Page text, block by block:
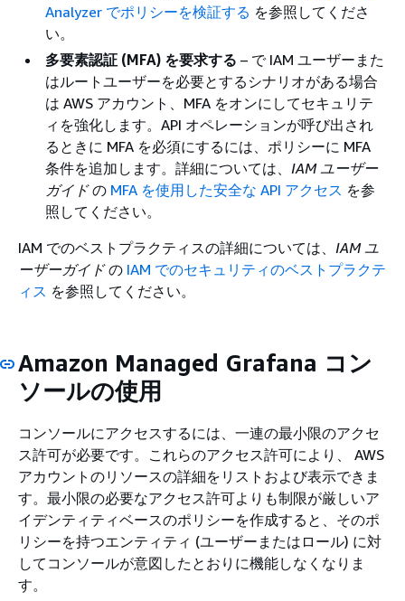
Analyzer でポリシーを検証する を参照してくださ
い。
多要素認証 (MFA) を要求する – で IAM ユーザーまた
はルートユーザーを必要とするシナリオがある場合
は AWS アカウント、MFA をオンにしてセキュリテ
ィを強化します。API オペレーションが呼び出され
るときに MFA を必須にするには、ポリシーに MFA
条件を追加します。詳細については、 IAM ユーザー
ガイドの MFA を使用した安全な API アクセス を参
照してください。
IAM でのベストプラクティスの詳細については、 IAM ユ
ーザーガイドの IAM でのセキュリティのベストプラクテ
ィス を参照してください。
Amazon Managed Grafana コン
ソールの使用
コンソールにアクセスするには、一連の最小限のアクセ
ス許可が必要です。これらのアクセス許可により、 AWS
アカウントのリソースの詳細をリストおよび表示できま
す。最小限の必要なアクセス許可よりも制限が厳しいア
イデンティティベースのポリシーを作成すると、そのポ
リシーを持つエンティティ (ユーザーまたはロール) に対
してコンソールが意図したとおりに機能しなくなりま
す。